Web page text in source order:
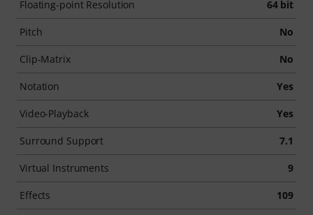
Floating-point Resolution 64 bit
Pitch No
Clip-Matrix No
Notation Yes
Video-Playback Yes
Surround Support 7.1
Virtual Instruments 9
Effects 109